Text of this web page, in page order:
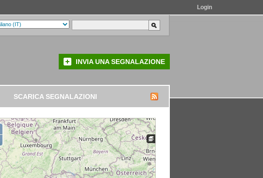
Login
INVIA UNA SEGNALAZIONE
SCARICA SEGNALAZIONI